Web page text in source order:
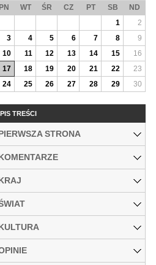
PN WT ŚR CZ PT SB
ND
1
2
3
4 5 6 7 8
9
10
11 12 13 14 15
16
17
18 19 20 21 22
23
24
25 26 27 28 29 30
TREŚCI
STRONA